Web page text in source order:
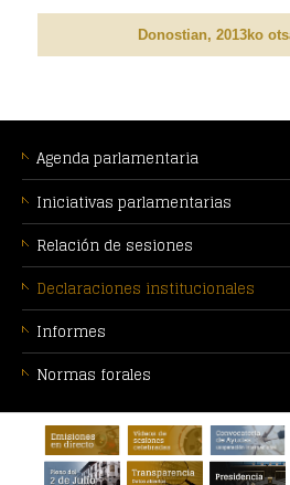
Donostian, 2013ko
CONTEXTUAL
Agenda parlamentaria
Iniciativas parlamentarias
Relación de sesiones
Declaraciones institucionales
Informes
Normas forales
PÁGINA: